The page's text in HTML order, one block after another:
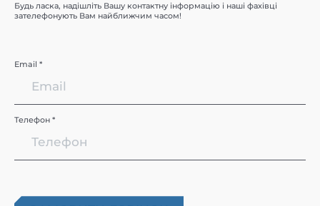
Будь ласка, надішліть Вашу контактну інформацію і наші фахівці
зателефонують Вам найближчим часом!
Email *
Телефон *